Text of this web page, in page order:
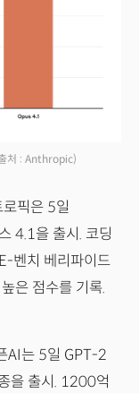
처 : Anthropic)
로픽은 5일
4.1을 출시. 코딩
벤치 베리파이드
은 점수를 기록.
AI는 5일 GPT-2
을 출시. 1200억